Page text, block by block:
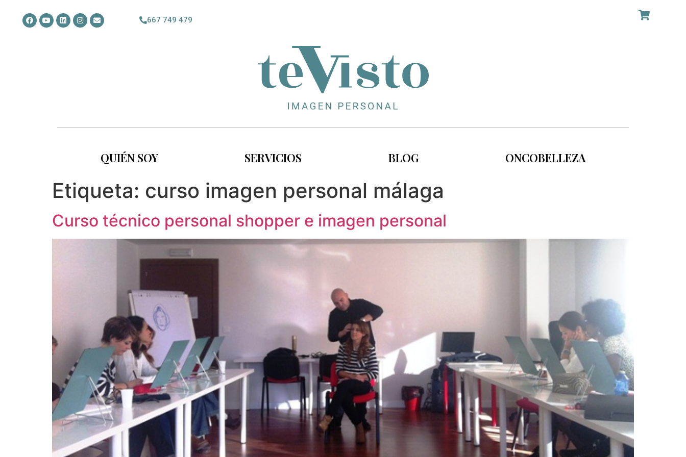
667 749 479
QUIÉN SOY SERVICIOS BLOG ONCOBELLEZA
Etiqueta: curso imagen personal málaga
Curso técnico personal shopper e imagen personal